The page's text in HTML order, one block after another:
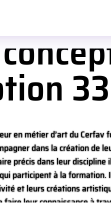
:
33
en métier d’art du Cerfav
dans la création de
précis dans leur discipline
participent à la formation.
et leurs créations
faire leur connaissance à